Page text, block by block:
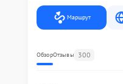
Маршрут
ОбзорОтзывы 300